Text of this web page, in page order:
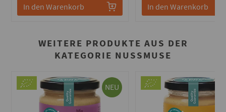
In den Warenkorb In den Warenkorb
WEITERE PRODUKTE AUS DER
KATEGORIE NUSSMUSE
NEU